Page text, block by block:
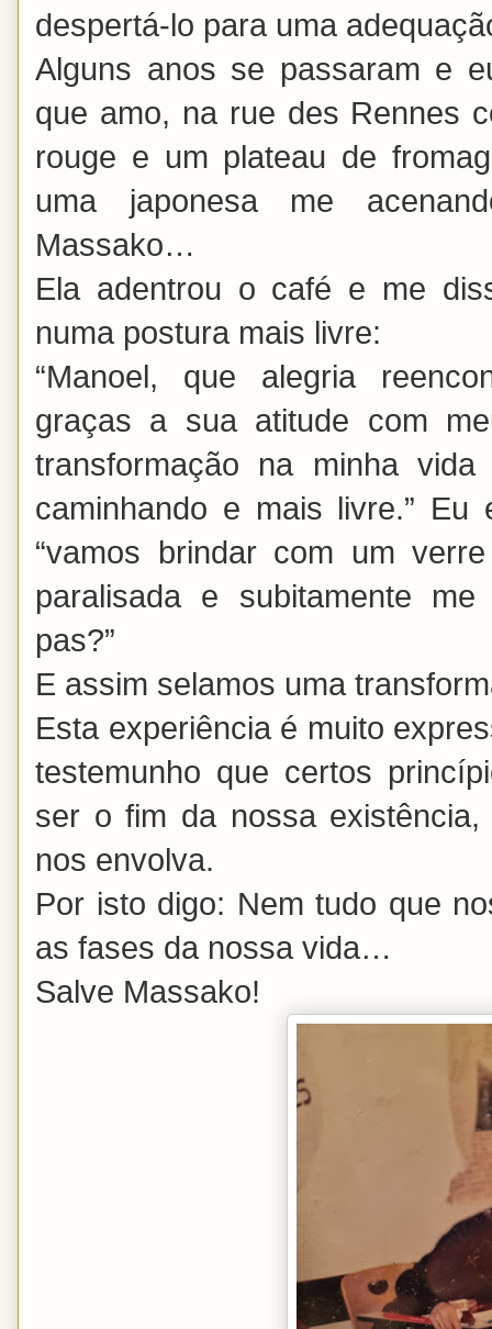
despertá-lo para uma
Alguns anos se passaram e
que amo, na rue des Rennes
rouge e um plateau de
uma japonesa me
Massako…
Ela adentrou o café e me
numa postura mais livre:
“Manoel, que alegria
graças a sua atitude com
transformação na minha
caminhando e mais livre.”
“vamos brindar com um
paralisada e subitamente
pas?”
E assim selamos uma
Esta experiência é muito
testemunho que certos
ser o fim da nossa
nos envolva.
Por isto digo: Nem tudo que
as fases da nossa vida…
Salve Massako!